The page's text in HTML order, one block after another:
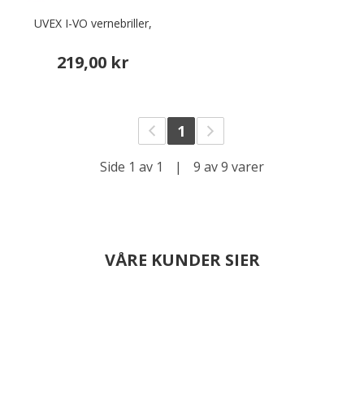
UVEX I-VO vernebriller,
219,00 kr
1
Side 1 av 1 | 9 av 9 varer
VÅRE KUNDER SIER